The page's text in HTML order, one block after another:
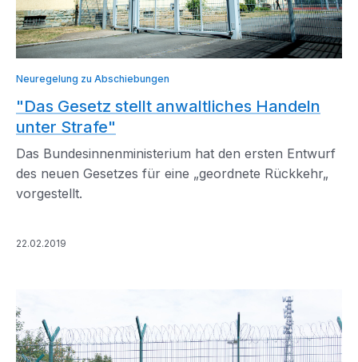
Neuregelung zu Abschiebungen
"Das Gesetz stellt anwaltliches Handeln
unter Strafe"
Das Bundesinnenministerium hat den ersten Entwurf
des neuen Gesetzes für eine „geordnete Rückkehr„
vorgestellt.
22.02.2019